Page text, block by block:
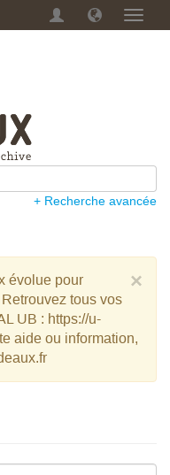
Menu
+ Recherche avancée
×
évolue pour
tous vos
UB : https://u-
aide ou information,